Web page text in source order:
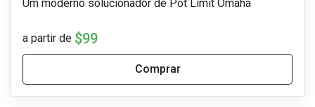
Um moderno solucionador de Pot Limit Omaha
a partir de $99
Comprar